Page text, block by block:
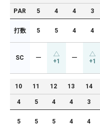
PAR 5 4 4 3
打数 5 5 4 4
SC ー +1 ー +1
10 11 12 13 14
4 5 4 4 3
5 5 5 4 4